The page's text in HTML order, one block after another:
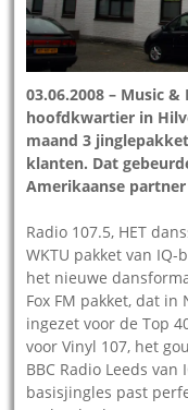
03.06.2008 – Music
hoofdkwartier in
maand 3
klanten. Dat
Amerikaanse
Radio 107.5, HET
WKTU pakket van
het nieuwe
Fox FM pakket, dat
ingezet voor de Top
voor Vinyl 107, het
BBC Radio Leeds
basisjingles past